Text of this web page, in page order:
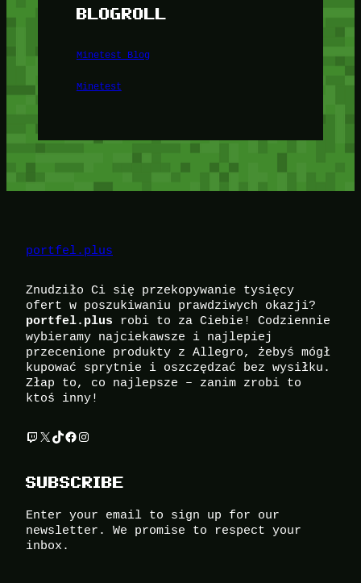
BLOGROLL
Minetest Blog
Minetest
portfel.plus
Znudziło Ci się przekopywanie tysięcy
ofert w poszukiwaniu prawdziwych okazji?
portfel.plus robi to za Ciebie! Codziennie
wybieramy najciekawsze i najlepiej
przecenione produkty z Allegro, żebyś mógł
kupować sprytnie i oszczędzać bez wysiłku.
Złap to, co najlepsze – zanim zrobi to
ktoś inny!
Twitch X TikTok Facebook Instagram
SUBSCRIBE
Enter your email to sign up for our
newsletter. We promise to respect your
inbox.